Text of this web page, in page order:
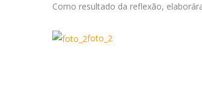
Como resultado da reflexão,
foto_2